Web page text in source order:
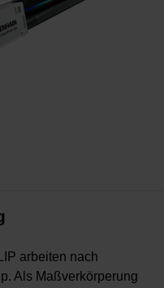
arbeiten nach
Als Maßverkörperung